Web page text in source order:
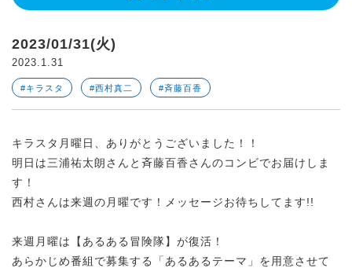
2023/01/31(火)
2023.1.31
#キラスタ #西村真二 #斉藤百香
キラスタ月曜日、ありがとうございました！！
明日は三浦祐太朗さんと斉藤百香さんのコンビでお届けしま
す！
西村さんは来週の月曜です！メッセージお待ちしてます!!
来週月曜は【あるある冒険隊】が復活！
あらかじめ番組で募集する「あるあるテーマ」を用意させて